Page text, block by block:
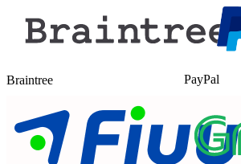
Braintree PayPal